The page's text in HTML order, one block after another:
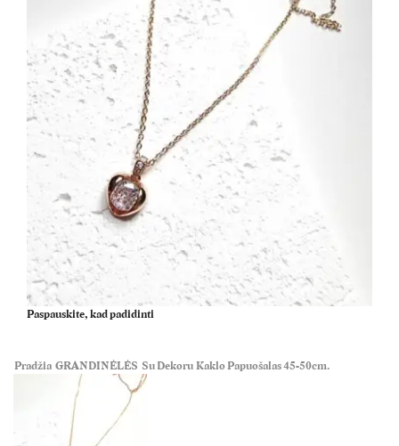
Paspauskite, kad padidinti
Pradžia GRANDINĖLĖS Su DekoruKaklo Papuošalas 45-50cm.